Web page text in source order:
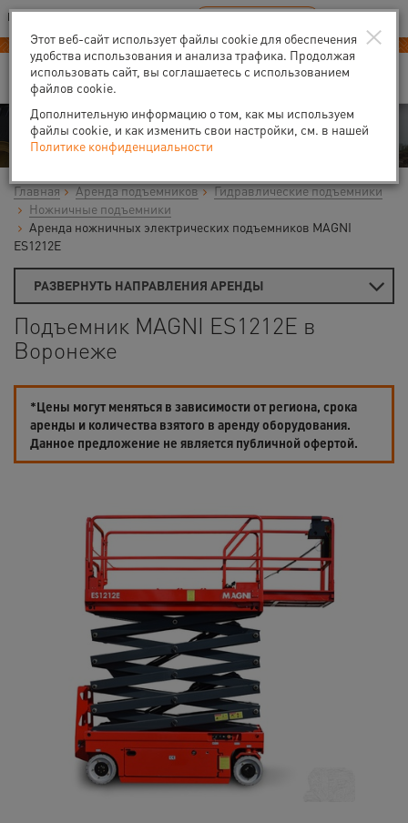
Ваш город:Воронеж
В Вашем регионе нет наших офисов RU EN
Аренда
Главная Аренда подъемников
Гидравлические подъемники
Ножничные подъемники
Аренда ножничных электрических подъемников MAGNI
ES1212E
РАЗВЕРНУТЬ НАПРАВЛЕНИЯ АРЕНДЫ
Подъемник MAGNI ES1212E в
Воронеже
*Цены могут меняться в зависимости от региона, срока
аренды и количества взятого в аренду оборудования.
Данное предложение не является публичной офертой.
×
Этот веб-сайт использует файлы cookie для обеспечения
удобства использования и анализа трафика. Продолжая
использовать сайт, вы соглашаетесь с использованием
файлов cookie.
Дополнительную информацию о том, как мы используем
файлы cookie, и как изменить свои настройки, см. в нашей
Политике конфиденциальности